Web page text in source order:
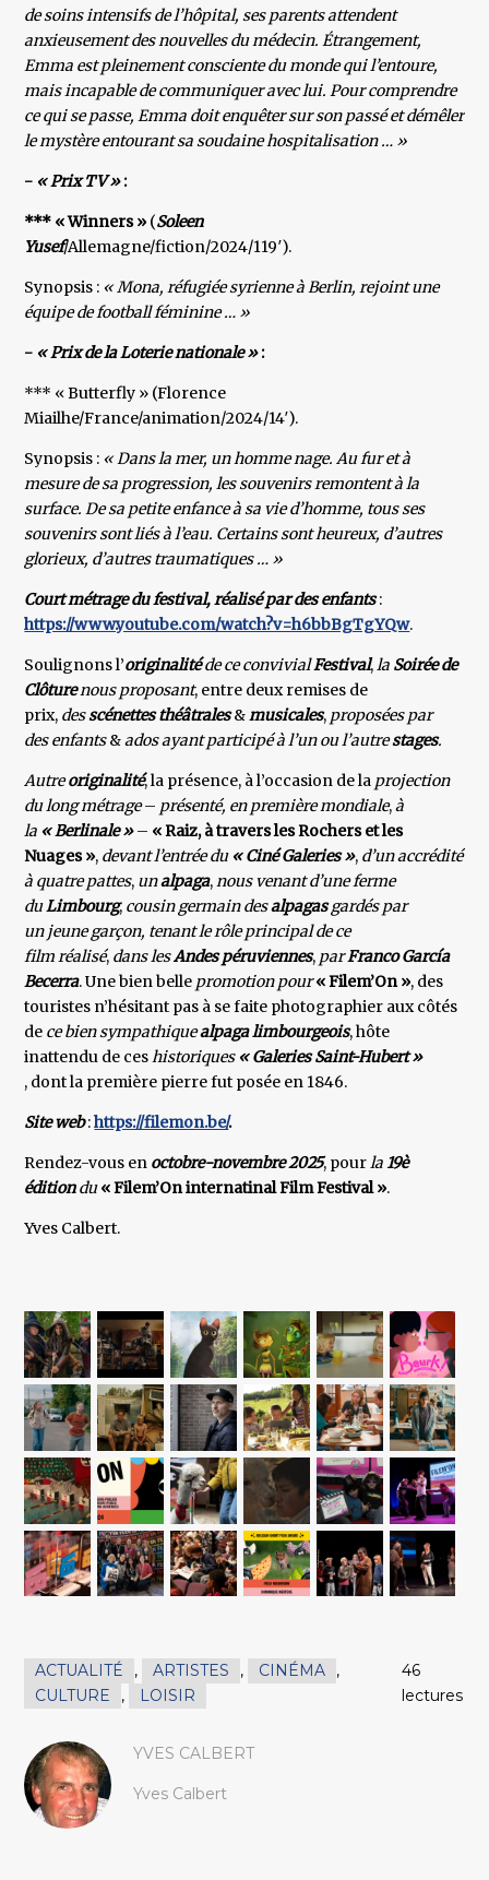
de soins intensifs de l’hôpital, ses parents attendent
anxieusement des nouvelles du médecin. Étrangement,
Emma est pleinement consciente du monde qui l’entoure,
mais incapable de communiquer avec lui. Pour comprendre
ce qui se passe, Emma doit enquêter sur son passé et démêler
le mystère entourant sa soudaine hospitalisation … »
- « Prix TV »:
*** « Winners » (Soleen
Yusef/Allemagne/fiction/2024/119′).
Synopsis : « Mona, réfugiée syrienne à Berlin, rejoint une
équipe de football féminine … »
- « Prix de la Loterie nationale »:
*** « Butterfly » (Florence
Miailhe/France/animation/2024/14′).
Synopsis : « Dans la mer, un homme nage. Au fur et à
mesure de sa progression, les souvenirs remontent à la
surface. De sa petite enfance à sa vie d’homme, tous ses
souvenirs sont liés à l’eau. Certains sont heureux, d’autres
glorieux, d’autres traumatiques … »
Court métrage du festival, réalisé par des enfants:
https://www.youtube.com/watch?v=h6bbBgTgYQw.
Soulignons l’originalitéde ce convivialFestival,la Soirée de
Clôturenous proposant, entre deux remises de
prix, desscénettes théâtrales&musicales, proposées par
des enfants&ados ayant participé à l’un ou l’autrestages.
Autreoriginalité, la présence, à l’occasion de la projection
du long métrage– présenté, en première mondiale,à
la « Berlinale »– « Raiz, à travers les Rochers et les
Nuages », devant l’entrée du « Ciné Galeries », d’un accrédité
à quatre pattes, unalpaga,nous venant d’une ferme
duLimbourg, cousin germain desalpagasgardés par
un jeune garçon, tenant le rôle principal de ce
film réalisé, dans lesAndes péruviennes, parFranco García
Becerra. Une bien belle promotion pour« Filem’On », des
touristes n’hésitant pas à se faite photographier aux côtés
de ce bien sympathiquealpaga limbourgeois, hôte
inattendu de ceshistoriques« Galeries Saint-Hubert »
, dont la première pierre fut posée en 1846.
Site web:https://filemon.be/.
Rendez-vous en octobre-novembre 2025, pourla 19è
éditiondu« Filem’On internatinal Film Festival ».
Yves Calbert.
ACTUALITÉ , ARTISTES , CINÉMA
,
CULTURE
, LOISIR
46
lectures
YVES CALBERT
Yves Calbert